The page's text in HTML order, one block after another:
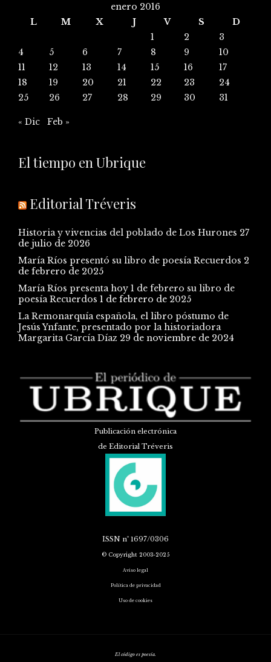
enero 2016
L
M X J V S
D
1
2
3
4
5 6 7 8 9
10
11
12 13 14 15 16
17
18
19 20 21 22 23
24
25
26 27 28 29 30 31
« Dic Feb »
El tiempo en Ubrique
Editorial Tréveris
Historia y vivencias del poblado de Los Hurones 27
de julio de 2026
María Ríos presentó su libro de poesía Recuerdos 2
de febrero de 2025
María Ríos presenta hoy 1 de febrero su libro de
poesía Recuerdos 1 de febrero de 2025
La Remonarquía española, el libro póstumo de
Jesús Ynfante, presentado por la historiadora
Margarita García Díaz 29 de noviembre de 2024
Publicación electrónica
de Editorial Tréveris
ISSN nº 1697/0306
© Copyright 2003-2025
Aviso legal
Política de privacidad
Uso de cookies
El código es poesía.